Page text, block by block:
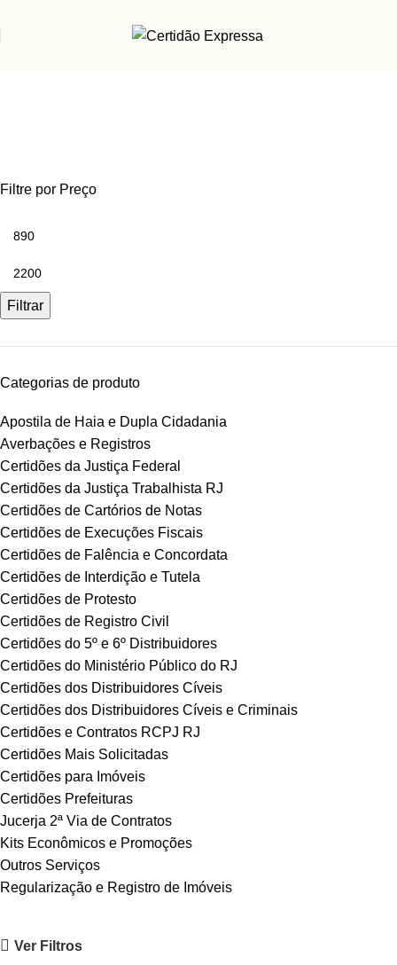
Filtre por Preço
Filtrar
Categorias de produto
Apostila de Haia e Dupla Cidadania
Averbações e Registros
Certidões da Justiça Federal
Certidões da Justiça Trabalhista RJ
Certidões de Cartórios de Notas
Certidões de Execuções Fiscais
Certidões de Falência e Concordata
Certidões de Interdição e Tutela
Certidões de Protesto
Certidões de Registro Civil
Certidões do 5º e 6º Distribuidores
Certidões do Ministério Público do RJ
Certidões dos Distribuidores Cíveis
Certidões dos Distribuidores Cíveis e Criminais
Certidões e Contratos RCPJ RJ
Certidões Mais Solicitadas
Certidões para Imóveis
Certidões Prefeituras
Jucerja 2ª Via de Contratos
Kits Econômicos e Promoções
Outros Serviços
Regularização e Registro de Imóveis
Ver Filtros